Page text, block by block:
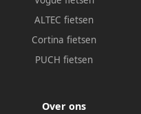
ALTEC fietsen
Cortina fietsen
PUCH fietsen
Over ons